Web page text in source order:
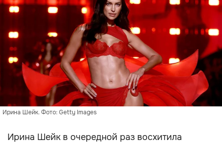
Ирина Шейк. Фото: Getty Images
Ирина Шейк в очередной раз восхитила